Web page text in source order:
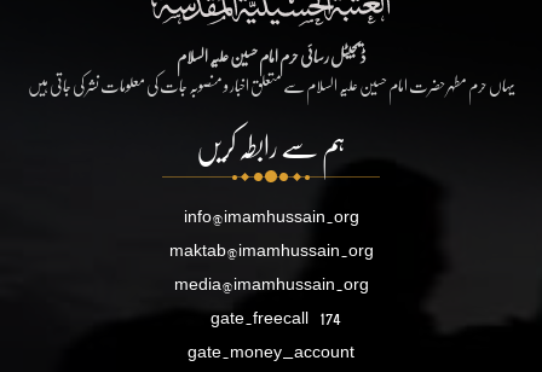
ڈیجیٹل رسائی حرم امام حسین علیہ السلام
یہاں حرم مطہر حضرت امام حسین علیہ السلام سے متعلق اخبار و منصوبہ جات کی معلومات نشر کی جاتی ہیں
ہم سے رابطہ کریں
info@imamhussain.org
maktab@imamhussain.org
media@imamhussain.org
gate.freecall 174
gate.money_account